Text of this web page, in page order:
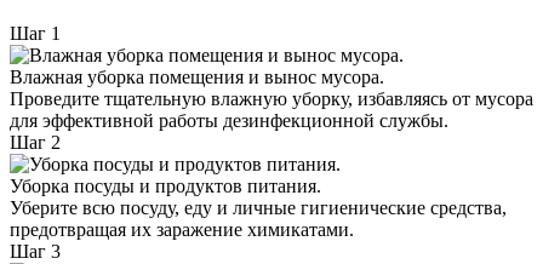
Шаг 1
Влажная уборка помещения и вынос мусора.
Проведите тщательную влажную уборку, избавляясь от мусора
для эффективной работы дезинфекционной службы.
Шаг 2
Уборка посуды и продуктов питания.
Уберите всю посуду, еду и личные гигиенические средства,
предотвращая их заражение химикатами.
Шаг 3